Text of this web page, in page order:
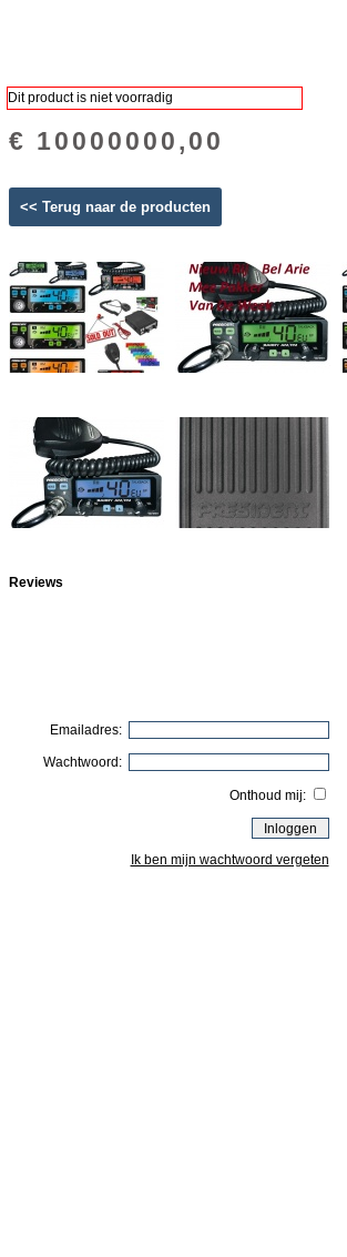
Dit product is niet voorradig
€ 10000000,00
<< Terug naar de producten
Reviews
Emailadres:
Wachtwoord:
Onthoud mij:
Ik ben mijn wachtwoord vergeten